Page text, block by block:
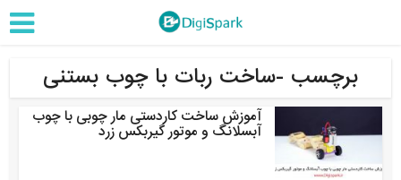
برچسب -ساخت ربات با چوب بستنی
آموزش ساخت کاردستی مار چوبی با چوب
آبسلانگ و موتور گیربکس زرد